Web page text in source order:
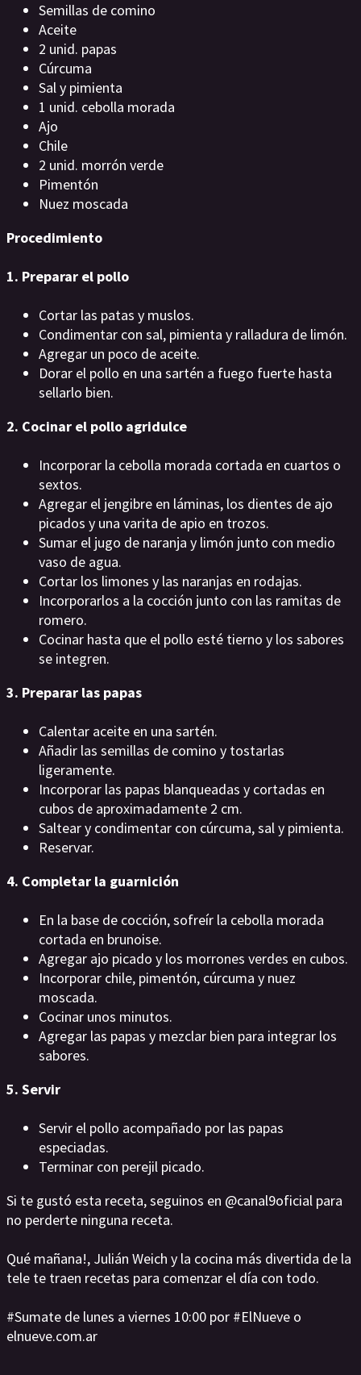
Semillas de comino
Aceite
2 unid. papas
Cúrcuma
Sal y pimienta
1 unid. cebolla morada
Ajo
Chile
2 unid. morrón verde
Pimentón
Nuez moscada
Procedimiento
1. Preparar el pollo
Cortar las patas y muslos.
Condimentar con sal, pimienta y ralladura de limón.
Agregar un poco de aceite.
Dorar el pollo en una sartén a fuego fuerte hasta
sellarlo bien.
2. Cocinar el pollo agridulce
Incorporar la cebolla morada cortada en cuartos o
sextos.
Agregar el jengibre en láminas, los dientes de ajo
picados y una varita de apio en trozos.
Sumar el jugo de naranja y limón junto con medio
vaso de agua.
Cortar los limones y las naranjas en rodajas.
Incorporarlos a la cocción junto con las ramitas de
romero.
Cocinar hasta que el pollo esté tierno y los sabores
se integren.
3. Preparar las papas
Calentar aceite en una sartén.
Añadir las semillas de comino y tostarlas
ligeramente.
Incorporar las papas blanqueadas y cortadas en
cubos de aproximadamente 2 cm.
Saltear y condimentar con cúrcuma, sal y pimienta.
Reservar.
4. Completar la guarnición
En la base de cocción, sofreír la cebolla morada
cortada en brunoise.
Agregar ajo picado y los morrones verdes en cubos.
Incorporar chile, pimentón, cúrcuma y nuez
moscada.
Cocinar unos minutos.
Agregar las papas y mezclar bien para integrar los
sabores.
5. Servir
Servir el pollo acompañado por las papas
especiadas.
Terminar con perejil picado.
Si te gustó esta receta, seguinos en @canal9oficial para
no perderte ninguna receta.
Qué mañana!, Julián Weich y la cocina más divertida de la
tele te traen recetas para comenzar el día con todo.
#Sumate de lunes a viernes 10:00 por #ElNueve o
elnueve.com.ar